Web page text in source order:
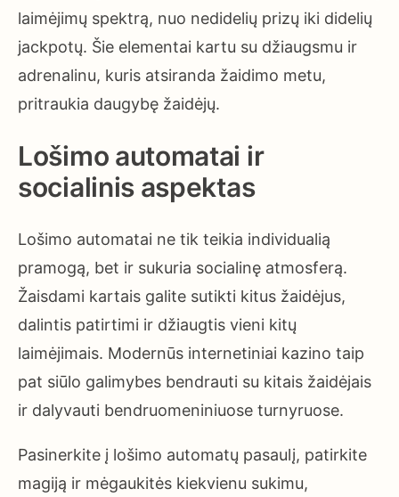
laimėjimų spektrą, nuo nedidelių prizų iki didelių
jackpotų. Šie elementai kartu su džiaugsmu ir
adrenalinu, kuris atsiranda žaidimo metu,
pritraukia daugybę žaidėjų.
Lošimo automatai ir
socialinis aspektas
Lošimo automatai ne tik teikia individualią
pramogą, bet ir sukuria socialinę atmosferą.
Žaisdami kartais galite sutikti kitus žaidėjus,
dalintis patirtimi ir džiaugtis vieni kitų
laimėjimais. Modernūs internetiniai kazino taip
pat siūlo galimybes bendrauti su kitais žaidėjais
ir dalyvauti bendruomeniniuose turnyruose.
Pasinerkite į lošimo automatų pasaulį, patirkite
magiją ir mėgaukitės kiekvienu sukimu,